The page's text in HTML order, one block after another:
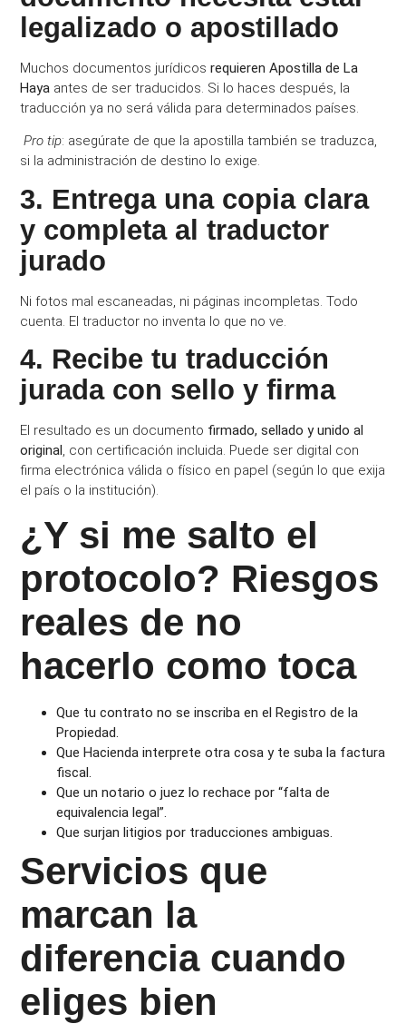
legalizado o apostillado
Muchos documentos jurídicosrequieren Apostilla de La
Haya antes de ser traducidos. Si lo haces después, la
traducción ya no será válida para determinados países.
Pro tip: asegúrate de que la apostilla también se traduzca,
si la administración de destino lo exige.
3. Entrega una copia clara
y completa al traductor
jurado
Ni fotos mal escaneadas, ni páginas incompletas. Todo
cuenta. El traductor no inventa lo que no ve.
4. Recibe tu traducción
jurada con sello y firma
El resultado es un documento firmado, sellado y unido al
original, con certificación incluida. Puede ser digital con
firma electrónica válida o físico en papel (según lo que exija
el país o la institución).
¿Y si me salto el
protocolo? Riesgos
reales de no
hacerlo como toca
Que tu contrato no se inscriba en el Registro de la
Propiedad.
Que Hacienda interprete otra cosa y te suba la factura
fiscal.
Que un notario o juez lo rechace por “falta de
equivalencia legal”.
Que surjan litigios por traducciones ambiguas.
Servicios que
marcan la
diferencia cuando
eliges bien